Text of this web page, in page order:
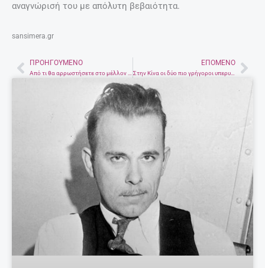
αναγνώρισή του με απόλυτη βεβαιότητα.
sansimera.gr
PrevΠΡΟΗΓΟΎΜΕΝΟ ΕΠΌΜΕΝΟ
Στην Κίνα οι δύο πιο γρήγοροι υπερυπολογιστές παγκοσμίως